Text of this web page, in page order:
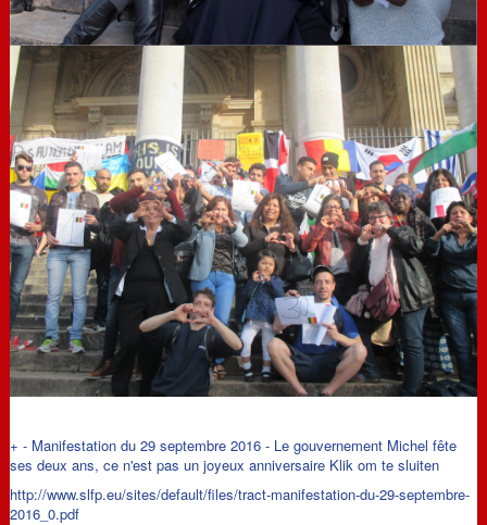
+ - Manifestation du 29 septembre 2016 - Le gouvernement Michel fête
ses deux ans, ce n'est pas un joyeux anniversaire Klik om te sluiten
http://www.slfp.eu/sites/default/files/tract-manifestation-du-29-septembre-
2016_0.pdf